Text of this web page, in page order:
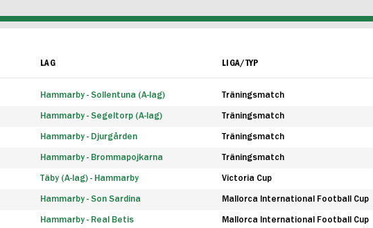
LAG LIGA/TYP
Hammarby - Sollentuna (A-lag) Träningsmatch
Hammarby - Segeltorp (A-lag) Träningsmatch
Hammarby - Djurgården Träningsmatch
Hammarby - Brommapojkarna Träningsmatch
Täby (A-lag) - Hammarby Victoria Cup
Hammarby - Son Sardina Mallorca International Football Cup
Hammarby - Real Betis Mallorca International Football Cup